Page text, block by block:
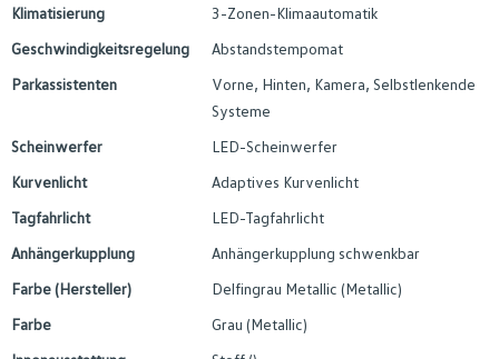
Klimatisierung
3-Zonen-Klimaautomatik
Geschwindigkeitsregelung
Abstandstempomat
Parkassistenten
Vorne, Hinten, Kamera, Selbstlenkende
Systeme
Scheinwerfer
LED-Scheinwerfer
Kurvenlicht
Adaptives Kurvenlicht
Tagfahrlicht
LED-Tagfahrlicht
Anhängerkupplung
Anhängerkupplung schwenkbar
Farbe (Hersteller)
Delfingrau Metallic (Metallic)
Farbe
Grau (Metallic)